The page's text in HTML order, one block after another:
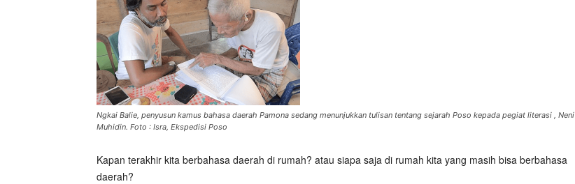
Ngkai Balie, penyusun kamus bahasa daerah Pamona sedang menunjukkan tulisan tentang sejarah Poso kepada pegiat literasi , Neni
Muhidin. Foto : Isra, Ekspedisi Poso
Kapan terakhir kita berbahasa daerah di rumah? atau siapa saja di rumah kita yang masih bisa berbahasa
daerah?